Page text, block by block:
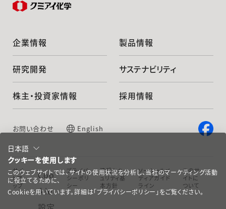
企業情報 製品情報
研究開発 サステナビリティ
株主・投資家情報 採用情報
お問い合わせ English
サイ
トマ
ップ
Coo
kie
プライバ
シーポリ
シー
情報セキ
ュリティ基
本方針
ソーシャルメ
ディアガイド
ライン
このサ
イトに
ついて
日本語
クッキーを使用します
このウェブサイトでは、サイトの使用状況を分析し、当社のマーケティング活動
に役立てるために、
Cookieを用いています。詳細は「プライバシーポリシー」をご覧ください。